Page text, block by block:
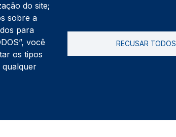
Praça
Pub
Saúde
Sociedade
Rodapé
do site;
sobre a
para
você
os tipos
qualquer
RECUSAR TODOS